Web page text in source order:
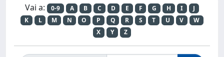
Vai a: 0-9 A B C D E F G H I
J
K
L M N O P Q R S T U V
W
X
Y Z